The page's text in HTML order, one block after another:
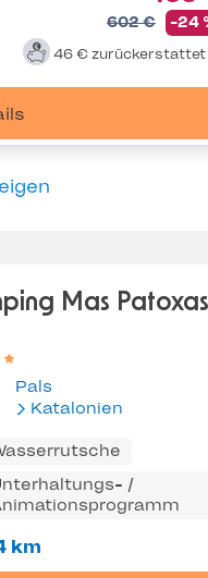
602 € -24
46 € zurückerstattet
Mas Patoxas
Pals
Katalonien
/
km